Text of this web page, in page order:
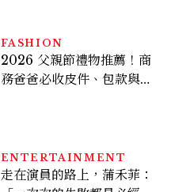
FASHION
2026 父親節禮物推薦！商
務爸爸必收皮件、包款與鞋
ENTERTAINMENT
走在演員的路上，蒲禾菲：